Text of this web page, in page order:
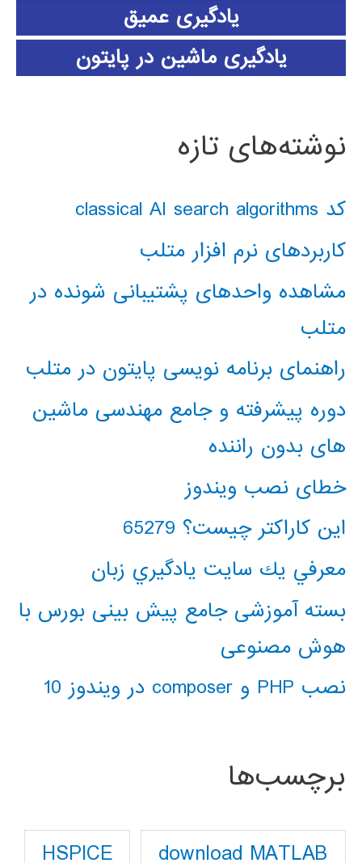
یادگیری عمیق
یادگیری ماشین در پایتون
نوشته‌های تازه
کد classical AI search algorithms
کاربردهای نرم افزار متلب
مشاهده واحدهای پشتیبانی شونده در
متلب
راهنمای برنامه نویسی پایتون در متلب
دوره پیشرفته و جامع مهندسی ماشین
های بدون راننده
خطای نصب ویندوز
این کاراکتر چیست؟ 65279
معرفي يك سايت يادگيري زبان
بسته آموزشی جامع پیش بینی بورس با
هوش مصنوعی
نصب PHP و composer در ویندوز 10
برچسب‌ها
download MATLAB
HSPICE